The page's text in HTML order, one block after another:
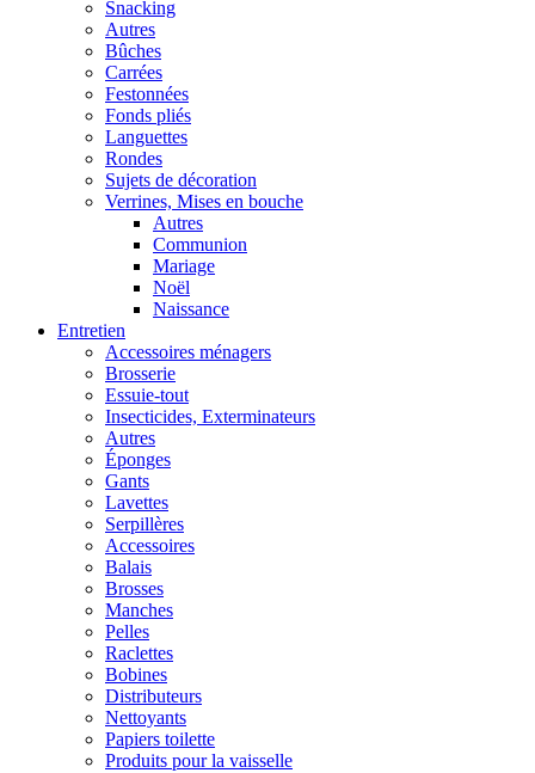
Snacking
Autres
Bûches
Carrées
Festonnées
Fonds pliés
Languettes
Rondes
Sujets de décoration
Verrines, Mises en bouche
Autres
Communion
Mariage
Noël
Naissance
Entretien
Accessoires ménagers
Brosserie
Essuie-tout
Insecticides, Exterminateurs
Autres
Éponges
Gants
Lavettes
Serpillères
Accessoires
Balais
Brosses
Manches
Pelles
Raclettes
Bobines
Distributeurs
Nettoyants
Papiers toilette
Produits pour la vaisselle